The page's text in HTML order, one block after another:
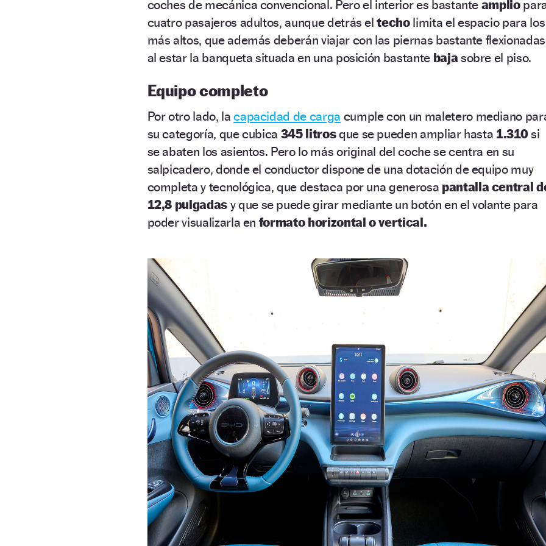
coches de mecánica convencional. Pero el interior es bastante amplio
cuatro pasajeros adultos, aunque detrás eltecholimita el espacio para los
más altos, que además deberán viajar con las piernas bastante flexionadas
al estar la banqueta situada en una posición bastante baja sobre el piso.
Equipo completo
Por otro lado, lacapacidad de carga cumple con un maletero mediano
su categoría, que cubica 345 litrosque se pueden ampliar hasta 1.310si
se abaten los asientos. Pero lo más original del coche se centra en su
salpicadero, donde el conductor dispone de una dotación de equipo muy
completa y tecnológica, que destaca por una generosa pantalla central
12,8 pulgadasy que se puede girar mediante un botón en el volante para
poder visualizarla en formato horizontal o vertical.